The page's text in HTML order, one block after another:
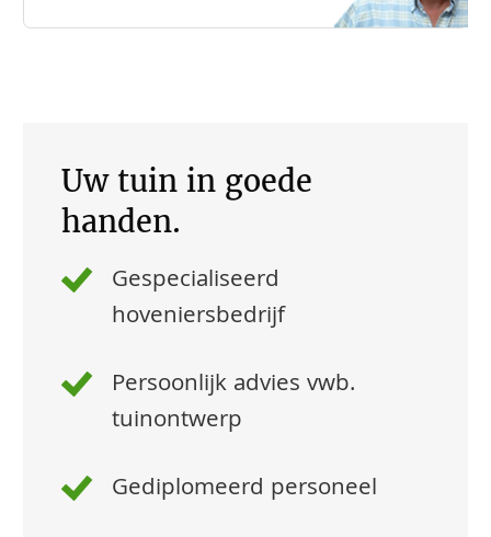
Uw tuin in goede
handen.
Gespecialiseerd
hoveniersbedrijf
Persoonlijk advies vwb.
tuinontwerp
Gediplomeerd personeel